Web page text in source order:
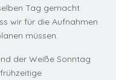
Tag gemacht
wir für die Aufnahmen
müssen.
der Weiße Sonntag